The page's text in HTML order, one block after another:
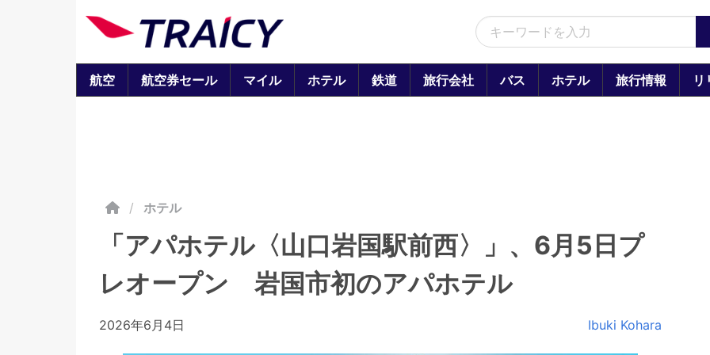
航空 航空券セール マイル ホテル 鉄道 旅行会社 バス ホテル 旅行情報 リ
/ ホテル
「アパホテル〈山口岩国駅前西〉」、6月5日プ
レオープン 岩国市初のアパホテル
2026年6月4日 Ibuki Kohara